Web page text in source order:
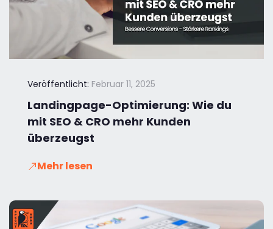
Veröffentlicht: Februar 11, 2025
Landingpage-Optimierung: Wie du
mit SEO & CRO mehr Kunden
überzeugst
Mehr lesen